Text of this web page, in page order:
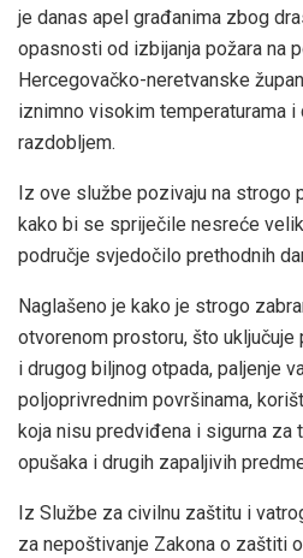
je danas apel građanima zbog
opasnosti od izbijanja požara na
Hercegovačko-neretvanske
iznimno visokim temperaturama i
razdobljem.
Iz ove službe pozivaju na strogo
kako bi se spriječile nesreće
područje svjedočilo prethodnih
Naglašeno je kako je strogo
otvorenom prostoru, što uključuje
i drugog biljnog otpada, paljenje
poljoprivrednim površinama,
koja nisu predviđena i sigurna za
opušaka i drugih zapaljivih
Iz Službe za civilnu zaštitu i
za nepoštivanje Zakona o zaštiti